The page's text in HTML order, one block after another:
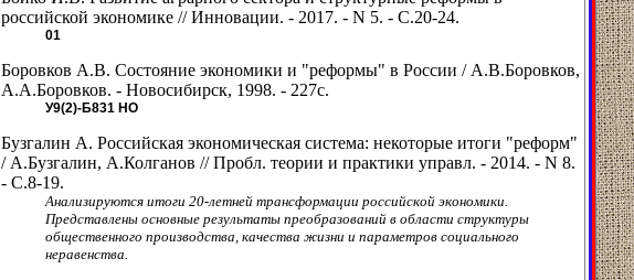
российской экономике // Инновации. - 2017. - N 5. - С.20-24.
01
Боровков А.В. Состояние экономики и "реформы" в России / А.В.Боровков,
А.А.Боровков. - Новосибирск, 1998. - 227с.
У9(2)-Б831 НО
Бузгалин А. Российская экономическая система: некоторые итоги "реформ"
/ А.Бузгалин, А.Колганов // Пробл. теории и практики управл. - 2014. - N 8.
- С.8-19.
Анализируются итоги 20-летней трансформации российской экономики.
Представлены основные результаты преобразований в области структуры
общественного производства, качества жизни и параметров социального
неравенства.